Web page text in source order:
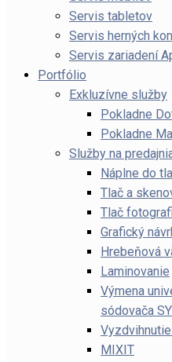
Servis tabletov
Servis herných
Servis zariadení
Portfólio
Exkluzívne služby
Pokladne
Pokladne
Služby na
Náplne do
Tlač a
Tlač
Grafický
Hrebeňová
Laminovanie
Výmena
sódovača
MIXIT